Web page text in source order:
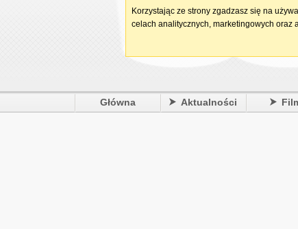
Główna Aktualności
Korzystając ze strony zgadzasz się na
celach analitycznych, marketingowych oraz